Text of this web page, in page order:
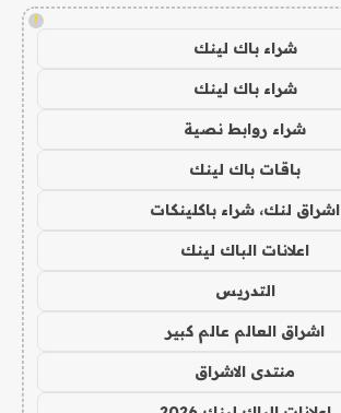
!
شراء باك لينك
شراء باك لينك
شراء روابط نصية
باقات باك لينك
اشراق لنك، شراء باكلينكات
اعلانات الباك لينك
التدريس
اشراق العالم عالم كبير
منتدى الاشراق